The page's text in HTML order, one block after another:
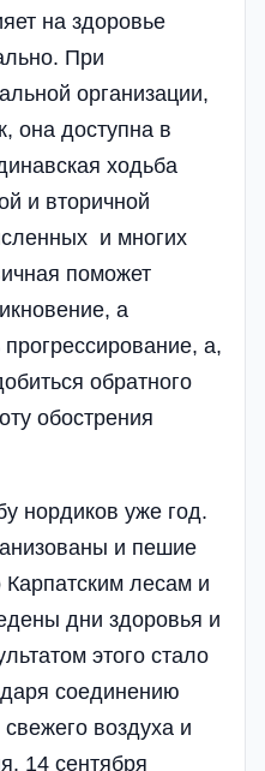
на здоровье
При
организации,
она доступна в
ходьба
и вторичной
и многих
поможет
а
а,
обратного
обострения
нордиков уже год.
и пешие
лесам и
дни здоровья и
этого стало
соединению
воздуха и
14 сентября